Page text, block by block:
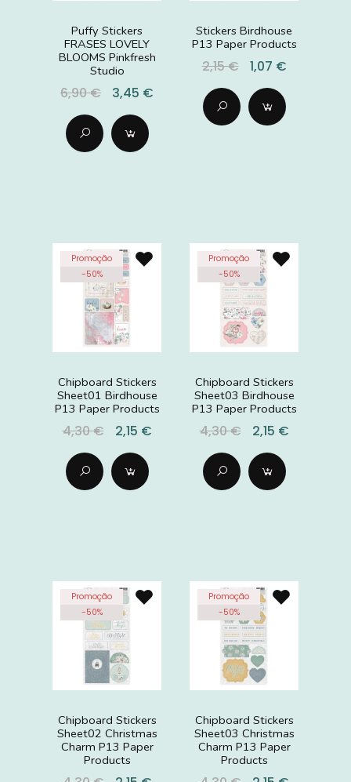
Puffy Stickers
FRASES LOVELY
BLOOMS Pinkfresh
Studio
6,90 € 3,45 €
Stickers Birdhouse
P13 Paper Products
2,15 € 1,07 €
Promoção
-50%
Chipboard Stickers
Sheet01 Birdhouse
P13 Paper Products
4,30 € 2,15 €
Promoção
-50%
Chipboard Stickers
Sheet03 Birdhouse
P13 Paper Products
4,30 € 2,15 €
Promoção
-50%
Chipboard Stickers
Sheet02 Christmas
Charm P13 Paper
Products
Promoção
-50%
Chipboard Stickers
Sheet03 Christmas
Charm P13 Paper
Products